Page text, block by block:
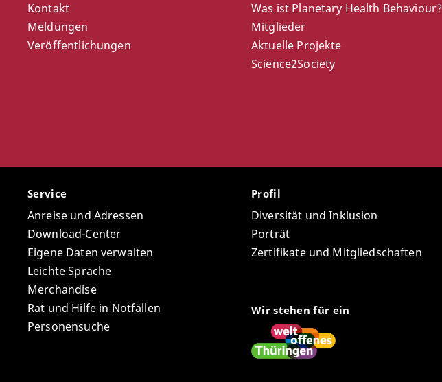
Kontakt
Meldungen
Veröffentlichungen
Was ist Planetary Health Behaviour?
Mitglieder
Aktuelle Projekte
Science2Society
Service
Anreise und Adressen
Download-Center
Eigene Daten verwalten
Leichte Sprache
Merchandise
Rat und Hilfe in Notfällen
Personensuche
Profil
Diversität und Inklusion
Porträt
Zertifikate und Mitgliedschaften
Wir stehen für ein